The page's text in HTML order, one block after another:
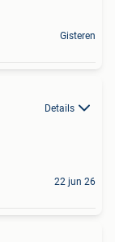
Gisteren
Details
22 jun 26